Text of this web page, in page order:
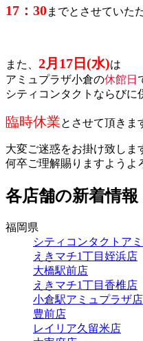
17：30までとさせていた
また、 2月17日(水)は
アミュプラザ小倉の休館日
シティコンタクトならびに
臨時休業とさせて頂きま
大変ご迷惑をお掛け致しま
何卒ご理解賜りますようよ
各店舗の新着情報
福岡県
シティコンタクトア
えきマチ1丁目姪浜店
大橋駅前店
えきマチ1丁目香椎店
小倉駅アミュプラザ店
豊前店
レイリア久留米店